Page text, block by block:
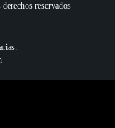
reservados